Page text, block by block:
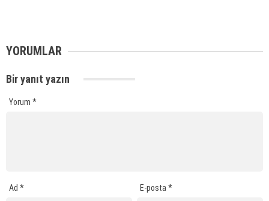
YORUMLAR
Bir yanıt yazın
Yorum *
Ad * E-posta*